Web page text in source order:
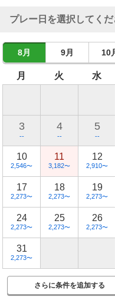
プレー日を選択してく
8月 9月 10
月 火 水
3
--
4
--
5
--
10
2,546〜
11
3,182〜
12
2,910〜
17
2,273〜
18
2,273〜
19
2,273〜
24
2,273〜
25
2,273〜
26
2,273〜
31
2,273〜
さらに条件を追加する